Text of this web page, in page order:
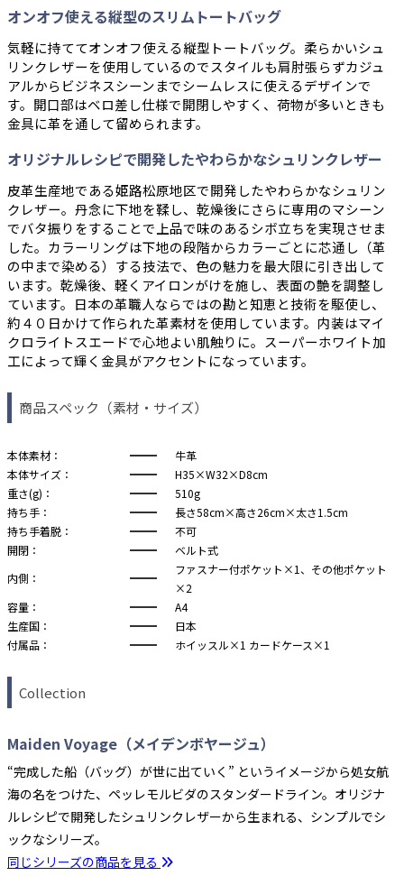
オンオフ使える縦型のスリムトートバッグ
気軽に持ててオンオフ使える縦型トートバッグ。柔らかいシュ
リンクレザーを使用しているのでスタイルも肩肘張らずカジュ
アルからビジネスシーンまでシームレスに使えるデザインで
す。開口部はベロ差し仕様で開閉しやすく、荷物が多いときも
金具に革を通して留められます。
オリジナルレシピで開発したやわらかなシュリンクレザー
皮革生産地である姫路松原地区で開発したやわらかなシュリン
クレザー。丹念に下地を鞣し、乾燥後にさらに専用のマシーン
でバタ振りをすることで上品で味のあるシボ立ちを実現させま
した。カラーリングは下地の段階からカラーごとに芯通し（革
の中まで染める）する技法で、色の魅力を最大限に引き出して
います。乾燥後、軽くアイロンがけを施し、表面の艶を調整し
ています。日本の革職人ならではの勘と知恵と技術を駆使し、
約４０日かけて作られた革素材を使用しています。内装はマイ
クロライトスエードで心地よい肌触りに。スーパーホワイト加
工によって輝く金具がアクセントになっています。
商品スペック（素材・サイズ）
本体素材：
牛革
本体サイズ：
H35×W32×D8cm
重さ(g)：
510g
持ち手：
長さ58cm×高さ26cm×太さ1.5cm
持ち手着脱：
不可
開閉：
ベルト式
内側：
ファスナー付ポケット×1、その他ポケット
×2
容量：
A4
生産国：
日本
付属品：
ホイッスル×1 カードケース×1
Collection
Maiden Voyage（メイデンボヤージュ）
“完成した船（バッグ）が世に出ていく” というイメージから処女航
海の名をつけた、ペッレモルビダのスタンダードライン。オリジナ
ルレシピで開発したシュリンクレザーから生まれる、シンプルでシ
ックなシリーズ。
同じシリーズの商品を見る